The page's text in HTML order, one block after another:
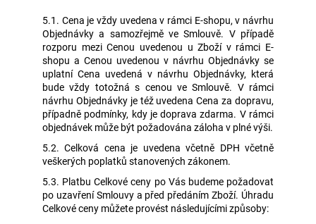
5.1. Cena je vždy uvedena v rámci E-shopu, v návrhu
Objednávky a samozřejmě ve Smlouvě. V případě
rozporu mezi Cenou uvedenou u Zboží v rámci E-
shopu a Cenou uvedenou v návrhu Objednávky se
uplatní Cena uvedená v návrhu Objednávky, která
bude vždy totožná s cenou ve Smlouvě. V rámci
návrhu Objednávky je též uvedena Cena za dopravu,
případně podmínky, kdy je doprava zdarma. V rámci
objednávek může být požadována záloha v plné výši.
5.2. Celková cena je uvedena včetně DPH včetně
veškerých poplatků stanovených zákonem.
5.3. Platbu Celkové ceny po Vás budeme požadovat
po uzavření Smlouvy a před předáním Zboží. Úhradu
Celkové ceny můžete provést následujícími způsoby: